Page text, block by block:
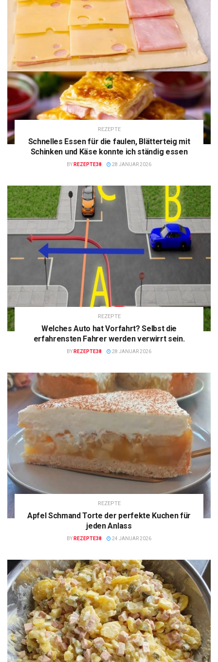
REZEPTE
Schnelles Essen für die faulen, Blätterteig mit
Schinken und Käse konnte ich ständig essen
BY REZEPTE38 28 JANUAR 2026
REZEPTE
Welches Auto hat Vorfahrt? Selbst die
erfahrensten Fahrer werden verwirrt sein.
BY REZEPTE38 28 JANUAR 2026
REZEPTE
Apfel Schmand Torte der perfekte Kuchen für
jeden Anlass
BY REZEPTE38 24 JANUAR 2026